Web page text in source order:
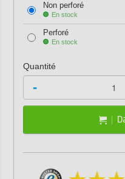
Non perforé
En stock
Perforé
En stock
Quantité
-